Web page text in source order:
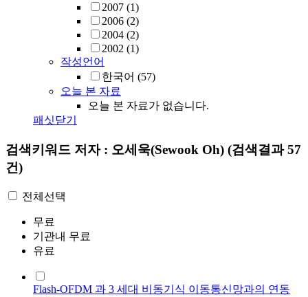
2007 (1)
2006 (2)
2004 (2)
2002 (1)
작성언어
한국어 (57)
오늘 본 자료
오늘 본 자료가 없습니다.
패싯닫기
검색키워드 저자 : 오세욱(Sewook Oh) (검색결과 57
건)
전체선택
무료
기관내 무료
유료
Flash-OFDM 과 3 세대 비동기식 이동통신망과의 연동